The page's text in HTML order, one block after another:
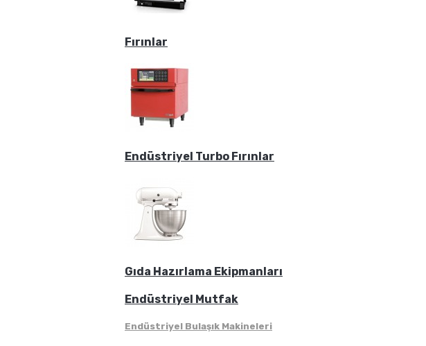
Fırınlar
Endüstriyel Turbo Fırınlar
Gıda Hazırlama Ekipmanları
Endüstriyel Mutfak
Endüstriyel Bulaşık Makineleri